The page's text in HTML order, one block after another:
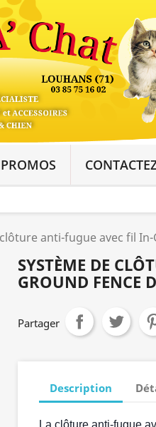
PROMOS
anti-fugue avec fil
SYSTÈME DE
GROUND FENCE
Partager
Description
La clôture anti-fugue